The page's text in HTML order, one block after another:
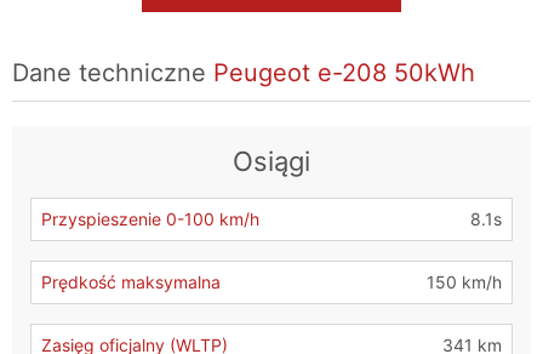
Dane techniczne Peugeot e-208 50kWh
Osiągi
Przyspieszenie 0-100 km/h 8.1s
Prędkość maksymalna 150 km/h
Zasięg oficjalny (WLTP) 341 km